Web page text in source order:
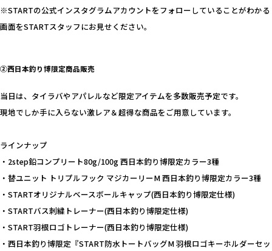
※STARTの公式インスタグラムアカウントをフォローしていることがわかる
画面をSTARTスタッフにお見せください。
②西日本釣り博限定商品販売
当日は、タイラバやアパレルなど限定アイテムを多数販売予定です。
現地でしか手に入らない激レア＆超得な商品をご用意しています。
ラインナップ
・2step鉛コンプリート80g/100g 西日本釣り博限定カラー3種
・替ユニット トリプルフック マジカーリーM 西日本釣り博限定カラー3種
・STARTオリジナルベースボールキャップ(西日本釣り博限定仕様)
・STARTバス刺繍トレーナー(西日本釣り博限定仕様)
・START羽根ロゴトレーナー(西日本釣り博限定仕様)
・西日本釣り博限定『START防水トートバッグM 羽根ロゴキーホルダーセッ